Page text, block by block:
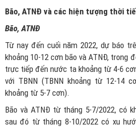
Bão, ATNĐ và các hiện tượng thời
Bão, ATNĐ
Từ nay đến cuối năm 2022, dự báo
khoảng 10-12 cơn bão và ATNĐ, trong
trực tiếp đến nước ta khoảng từ 4-6
với TBNN (TBNN khoảng từ 12-14
khoảng từ 5-7 cơn).
Bão và ATNĐ từ tháng 5-7/2022, có
sau đó từ tháng 8-10/2022 có xu